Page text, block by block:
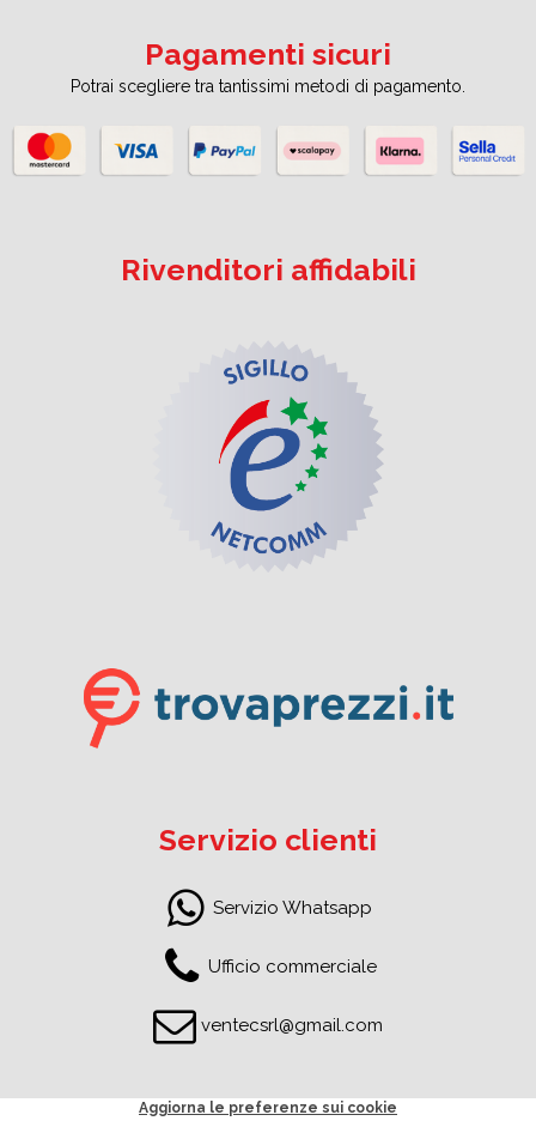
Pagamenti sicuri
Potrai scegliere tra tantissimi metodi di pagamento.
Rivenditori affidabili
Servizio clienti
Servizio Whatsapp
Ufficio commerciale
ventecsrl@gmail.com
Aggiorna le preferenze sui cookie